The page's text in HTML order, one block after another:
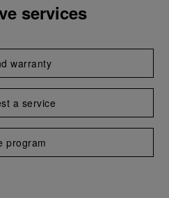
services
warranty
a service
program